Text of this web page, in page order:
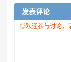
发表评论
◎欢迎参与讨论，